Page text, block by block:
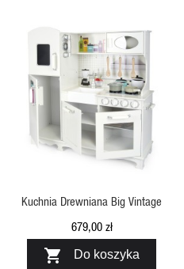
SZYBKI PODGLĄD
Kuchnia Drewniana Big Vintage
679,00 zł
 Do koszyka